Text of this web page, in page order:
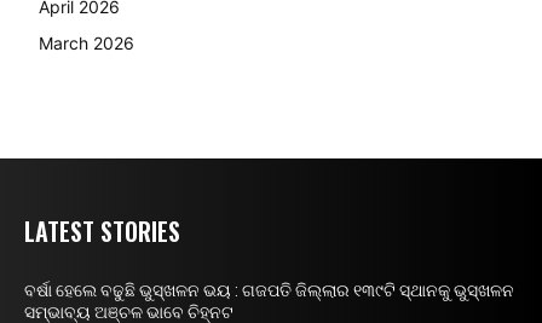
April 2026
March 2026
LATEST STORIES
ବର୍ଷା ହେଲେ ବଢୁଛି ଭୁସ୍ଖଳନ ଭୟ : ଗଜପତି ଜିଲ୍ଲାର ୧୩୯ଟି ସ୍ଥାନକୁ ଭୁସ୍ଖଳନ
ସମ୍ଭାବ୍ୟ ଅଞ୍ଚଳ ଭାବେ ଚିହ୍ନଟ